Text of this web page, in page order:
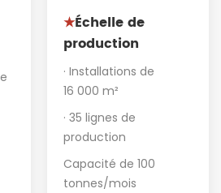
★Échelle de
production
· Installations de
16 000 m²
· 35 lignes de
production
Capacité de 100
tonnes/mois